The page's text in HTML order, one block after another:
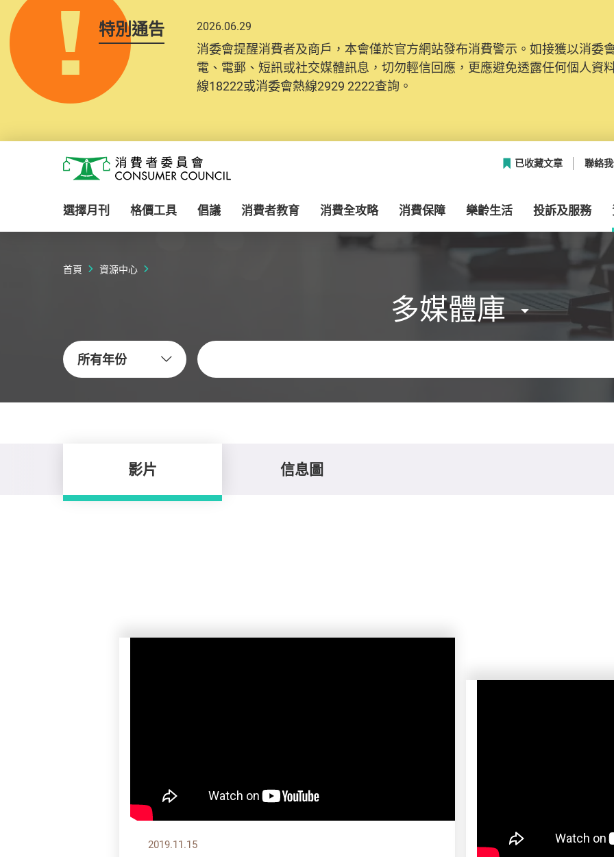
特別通告 2026.06.29
消委會提醒消費者及商戶，本會僅於官方網站發布消費警示。如接獲以消委
電、電郵、短訊或社交媒體訊息，切勿輕信回應，更應避免透露任何個人資
線18222或消委會熱線2929 2222查詢。
2025.10.31
為提升使用者體驗及網絡安全，本會的投訴處理系統已經進行升級及推出
消費者需要提供基本聯絡資料（包括姓名、電郵及電話）註冊帳戶，才可提
紀錄將清晰整合於帳戶中，方便日後作出跟進。
消費者委員會
已收藏文章 聯絡
選擇月刊 格價工具 倡議 消費者教育 消費全攻略 消費保障 樂齡生活 投訴及服務
首頁 資源中心
多媒體庫
所有年份
關鍵字
影片 信息圖
2019.11.15